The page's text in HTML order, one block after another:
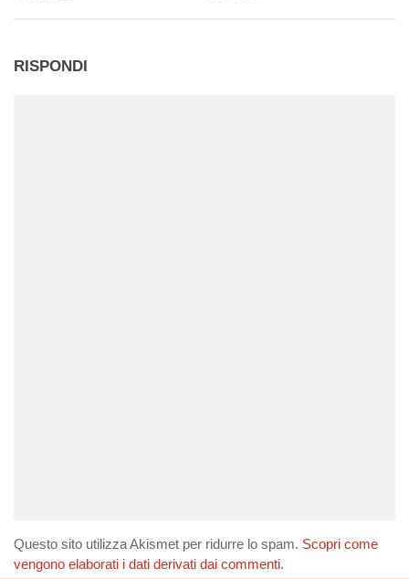
RISPONDI
Questo sito utilizza Akismet per ridurre lo spam. Scopri come
vengono elaborati i dati derivati dai commenti.